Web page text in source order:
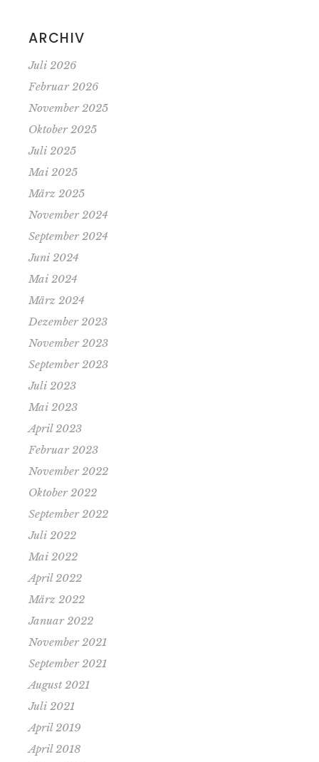
ARCHIV
Juli 2026
Februar 2026
November 2025
Oktober 2025
Juli 2025
Mai 2025
März 2025
November 2024
September 2024
Juni 2024
Mai 2024
März 2024
Dezember 2023
November 2023
September 2023
Juli 2023
Mai 2023
April 2023
Februar 2023
November 2022
Oktober 2022
September 2022
Juli 2022
Mai 2022
April 2022
März 2022
Januar 2022
November 2021
September 2021
August 2021
Juli 2021
April 2019
April 2018